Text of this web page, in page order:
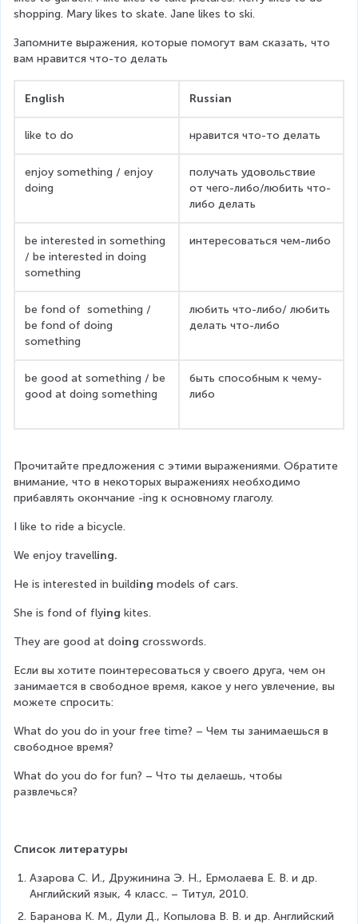
shopping. Mary likes to skate. Jane likes to ski.
Запомните выражения, которые помогут вам сказать, что
вам нравится что-то делать
English Russian
like to do нравится что-то делать
enjoy something / enjoy
doing
получать удовольствие
от чего-либо/любить что-
либо делать
be interested in something
/ be interested in doing
something
интересоваться чем-либо
be fond of  something /
be fond of doing
something
любить что-либо/ любить
делать что-либо
be good at something / be
good at doing something
быть способным к чему-
либо
Прочитайте предложения с этими выражениями. Обратите
внимание, что в некоторых выражениях необходимо
прибавлять окончание -ing к основному глаголу.
I like to ride a bicycle.
We enjoy travelling.
He is interested in building models of cars.
She is fond of flying kites.
They are good at doing crosswords.
Если вы хотите поинтересоваться у своего друга, чем он
занимается в свободное время, какое у него увлечение, вы
можете спросить:
What do you do in your free time? – Чем ты занимаешься в
свободное время?
What do you do for fun? – Что ты делаешь, чтобы
развлечься?
Список литературы
Азарова С. И., Дружинина Э. Н., Ермолаева Е. В. и др.
Английский язык, 4 класс. – Титул, 2010.
Баранова К. М., Дули Д., Копылова В. В. и др. Английский